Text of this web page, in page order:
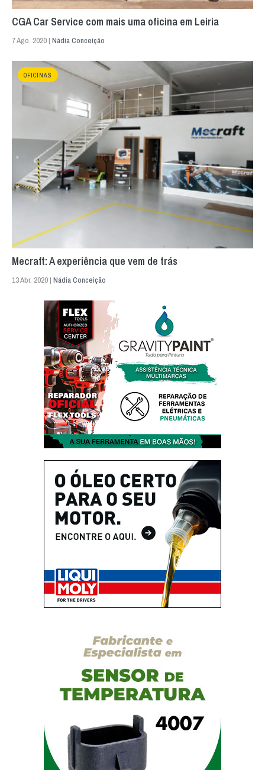
CGA Car Service com mais uma oficina em Leiria
7 Ago. 2020 | Nádia Conceição
OFICINAS
Mecraft: A experiência que vem de trás
13 Abr. 2020 | Nádia Conceição